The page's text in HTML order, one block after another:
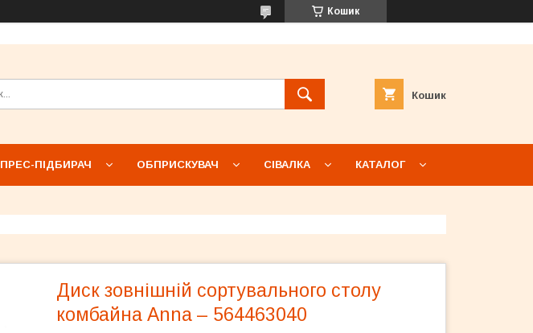
Кошик
Кошик
ПРЕС-ПІДБИРАЧ ОБПРИСКУВАЧ СІВАЛКА КАТАЛОГ
Диск зовнішній сортувального столу
комбайна Anna – 564463040